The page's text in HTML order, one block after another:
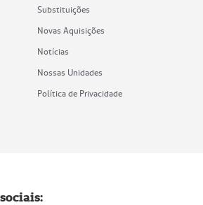
Substituições
Novas Aquisições
Notícias
Nossas Unidades
Política de Privacidade